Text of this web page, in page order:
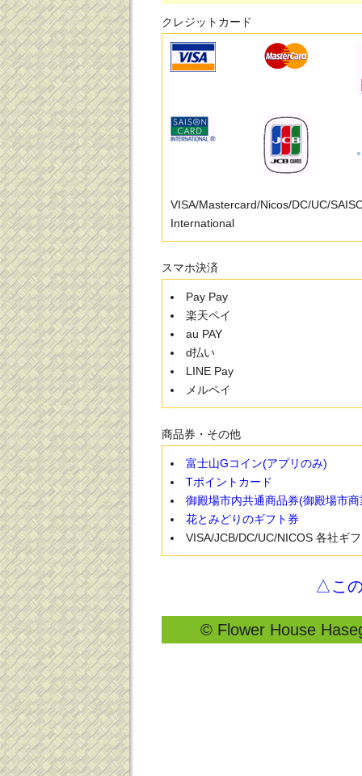
クレジットカード
VISA/Mastercard/Nicos/DC/UC/
International
スマホ決済
Pay Pay
楽天ペイ
au PAY
d払い
LINE Pay
メルペイ
商品券・その他
富士山Gコイン(アプリのみ)
Tポイントカード
御殿場市内共通商品券(御殿場市
花とみどりのギフト券
VISA/JCB/DC/UC/NICOS 各社ギ
△こ
© Flower House